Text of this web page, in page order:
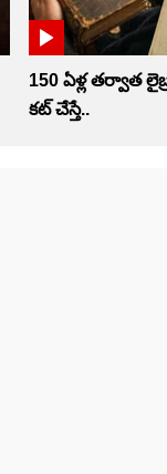
150 ఏళ్ల తర్వాత
కట్ చేస్తే..